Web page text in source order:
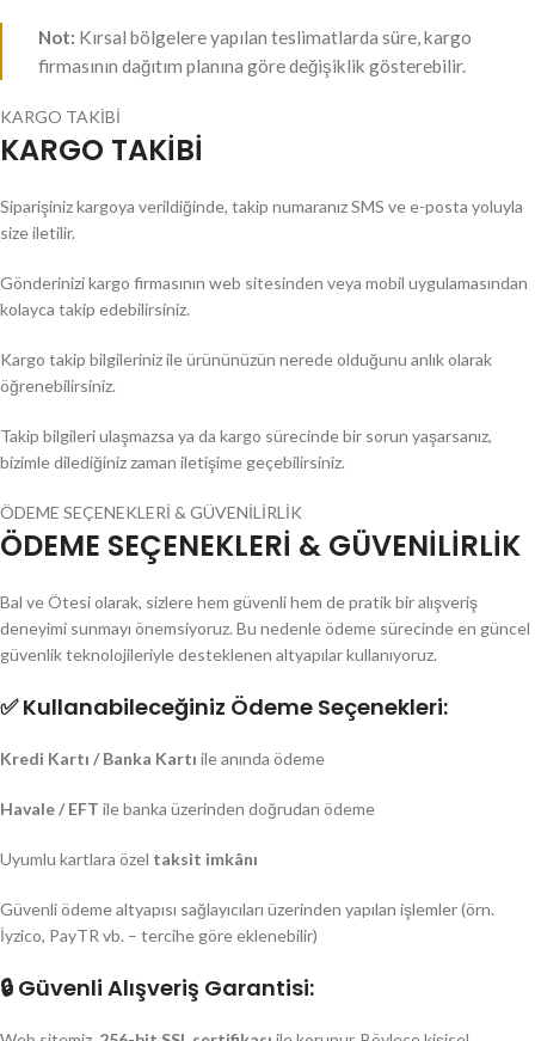
Not: Kırsal bölgelere yapılan teslimatlarda süre, kargo
firmasının dağıtım planına göre değişiklik gösterebilir.
KARGO TAKİBİ
KARGO TAKİBİ
Siparişiniz kargoya verildiğinde, takip numaranız SMS ve e-posta yoluyla
size iletilir.
Gönderinizi kargo firmasının web sitesinden veya mobil uygulamasından
kolayca takip edebilirsiniz.
Kargo takip bilgileriniz ile ürününüzün nerede olduğunu anlık olarak
öğrenebilirsiniz.
Takip bilgileri ulaşmazsa ya da kargo sürecinde bir sorun yaşarsanız,
bizimle dilediğiniz zaman iletişime geçebilirsiniz.
ÖDEME SEÇENEKLERİ & GÜVENİLİRLİK
ÖDEME SEÇENEKLERİ & GÜVENİLİRLİK
Bal ve Ötesi olarak, sizlere hem güvenli hem de pratik bir alışveriş
deneyimi sunmayı önemsiyoruz. Bu nedenle ödeme sürecinde en güncel
güvenlik teknolojileriyle desteklenen altyapılar kullanıyoruz.
✅Kullanabileceğiniz Ödeme Seçenekleri:
Kredi Kartı / Banka Kartı ile anında ödeme
Havale / EFT ile banka üzerinden doğrudan ödeme
Uyumlu kartlara özel taksit imkânı
Güvenli ödeme altyapısı sağlayıcıları üzerinden yapılan işlemler (örn.
İyzico, PayTR vb. – tercihe göre eklenebilir)
🔒 Güvenli Alışveriş Garantisi: